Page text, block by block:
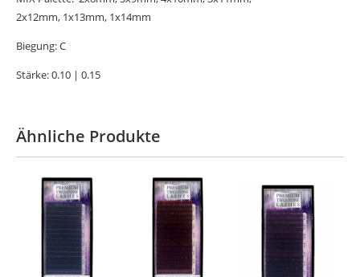
2x12mm, 1x13mm, 1x14mm
Biegung: C
Stärke: 0.10 | 0.15
Ähnliche Produkte